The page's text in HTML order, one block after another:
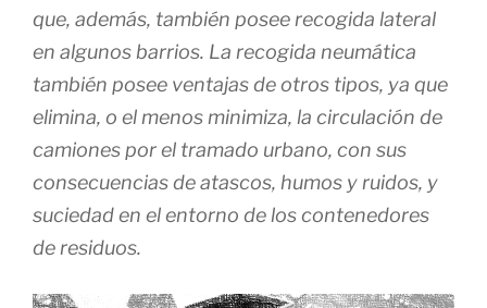
que, además, también posee recogida lateral
en algunos barrios. La recogida neumática
también posee ventajas de otros tipos, ya que
elimina, o el menos minimiza, la circulación de
camiones por el tramado urbano, con sus
consecuencias de atascos, humos y ruidos, y
suciedad en el entorno de los contenedores
de residuos.